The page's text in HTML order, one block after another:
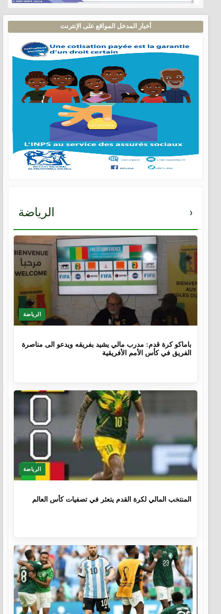
أخبار المدخل المواقع على الإنترنت
الرياضة ›
الرياضة
باماكو كرة قدم: مدرب مالي يشيد بفريقه ويدعو الى مناصرة
الفريق في كأس الأمم الأفريقية
الرياضة
المنتخب المالي لكرة القدم يتعثر في تصفيات كأس العالم